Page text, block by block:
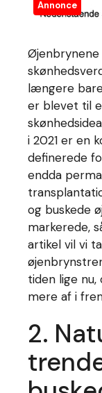
Annonce
længere
er blevet til
i 2021 er en
definerede
endda
og buskede
markerede,
artikel vil vi
tiden lige
mere af i
2.